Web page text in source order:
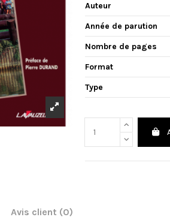
Auteur
Année de parution
Nombre de pages
Format
Type
Avis client (0)